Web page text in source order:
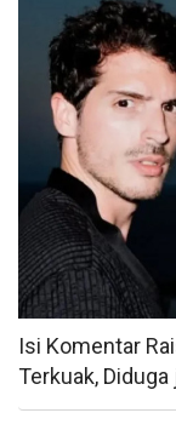
Isi Komentar
Terkuak,